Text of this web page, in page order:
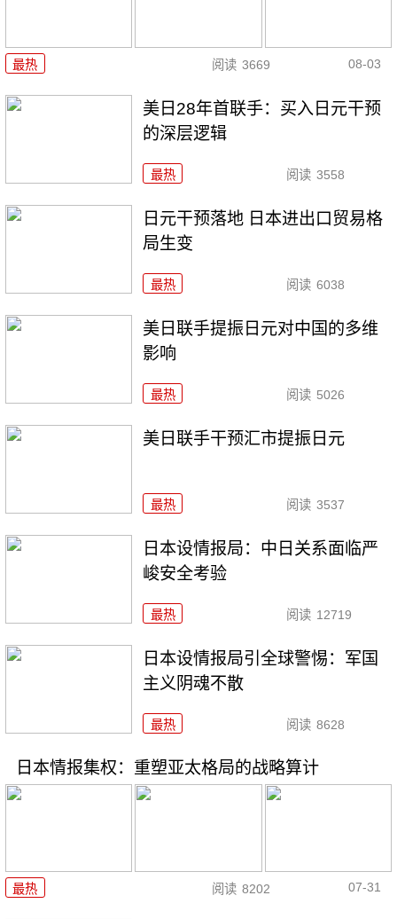
最热 阅读 3669 08-03
美日28年首联手：买入日元干预
的深层逻辑
最热 阅读 3558
日元干预落地 日本进出口贸易格
局生变
最热 阅读 6038
美日联手提振日元对中国的多维
影响
最热 阅读 5026
美日联手干预汇市提振日元
最热 阅读 3537
日本设情报局：中日关系面临严
峻安全考验
最热 阅读 12719
日本设情报局引全球警惕：军国
主义阴魂不散
最热 阅读 8628
日本情报集权：重塑亚太格局的战略算计
最热 阅读 8202 07-31